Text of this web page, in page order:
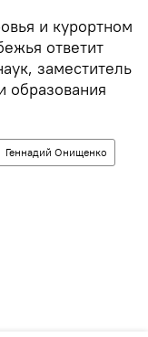
и курортном
ответит
заместитель
образования
Геннадий Онищенко